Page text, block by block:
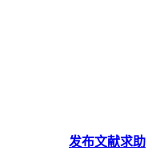
发布文献求助